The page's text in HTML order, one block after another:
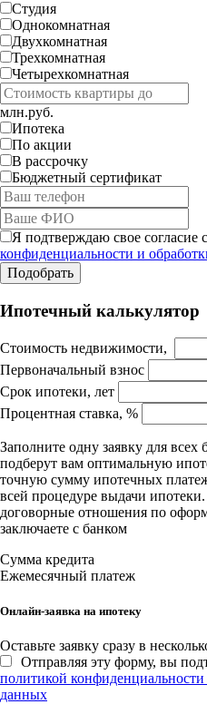
Студия
Однокомнатная
Двухкомнатная
Трехкомнатная
Четырехкомнатная
млн.руб.
Ипотека
По акции
В рассрочку
Бюджетный сертификат
Я подтверждаю свое согласие с
конфиденциальности и
Ипотечный калькулятор
Стоимость недвижимости,
Первоначальный взнос
Срок ипотеки, лет
Процентная ставка, %
Заполните одну заявку для
подберут вам оптимальную
точную сумму ипотечных
всей процедуре выдачи
договорные отношения по
заключаете с банком
Сумма кредита
Ежемесячный платеж
Онлайн-заявка на ипотеку
Оставьте заявку сразу в
Отправляя эту форму, вы
политикой
данных